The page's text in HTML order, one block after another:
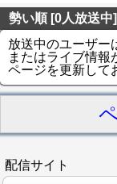
勢い順 [0人放送中]
放送中のユーザー
またはライブ情報
ページを更新して
配信サイト